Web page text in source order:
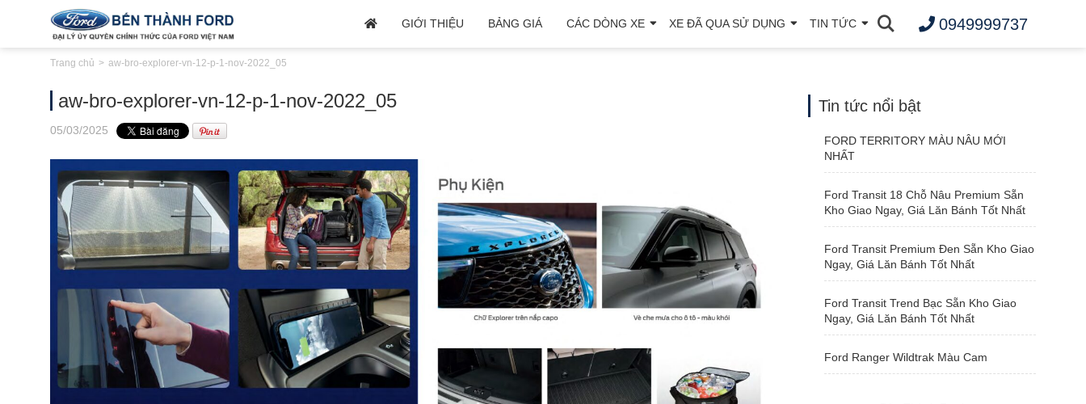
GIỚI THIỆU BẢNG GIÁ CÁC DÒNG XE XE ĐÃ QUA SỬ DỤNG TIN TỨC 0949999737
Trang chủ aw-bro-explorer-vn-12-p-1-nov-2022_05
aw-bro-explorer-vn-12-p-1-nov-2022_05
05/03/2025
Tin tức nổi bật
FORD TERRITORY MÀU NÂU MỚI
NHẤT
Ford Transit 18 Chỗ Nâu Premium Sẵn
Kho Giao Ngay, Giá Lăn Bánh Tốt Nhất
Ford Transit Premium Đen Sẵn Kho Giao
Ngay, Giá Lăn Bánh Tốt Nhất
Ford Transit Trend Bạc Sẵn Kho Giao
Ngay, Giá Lăn Bánh Tốt Nhất
Ford Ranger Wildtrak Màu Cam